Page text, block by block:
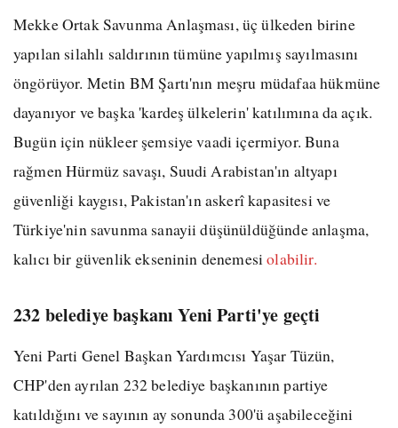
Mekke Ortak Savunma Anlaşması, üç ülkeden birine
yapılan silahlı saldırının tümüne yapılmış sayılmasını
öngörüyor. Metin BM Şartı'nın meşru müdafaa hükmüne
dayanıyor ve başka 'kardeş ülkelerin' katılımına da açık.
Bugün için nükleer şemsiye vaadi içermiyor. Buna
rağmen Hürmüz savaşı, Suudi Arabistan'ın altyapı
güvenliği kaygısı, Pakistan'ın askerî kapasitesi ve
Türkiye'nin savunma sanayii düşünüldüğünde anlaşma,
kalıcı bir güvenlik ekseninin denemesiolabilir.
232 belediye başkanı Yeni Parti'ye geçti
Yeni Parti Genel Başkan Yardımcısı Yaşar Tüzün,
CHP'den ayrılan 232 belediye başkanının partiye
katıldığını ve sayının ay sonunda 300'ü aşabileceğini